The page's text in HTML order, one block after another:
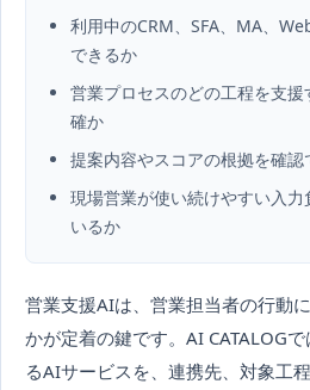
利用中のCRM、SFA、MA、
できるか
営業プロセスのどの工程を支援
確か
提案内容やスコアの根拠を確認
現場営業が使い続けやすい入力
いるか
営業支援AIは、営業担当者の行動
かが定着の鍵です。AI CATALOG
るAIサービスを、連携先、対象工